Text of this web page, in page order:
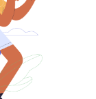
a dia.